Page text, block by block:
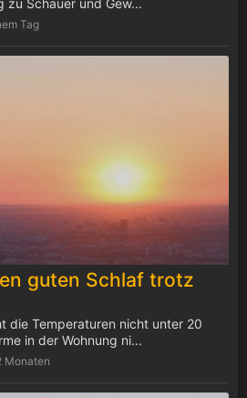
Tag
guten Schlaf trotz
Monaten
die Temperaturen nicht unter 20
in der Wohnung ni...